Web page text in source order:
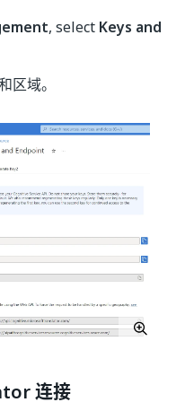
, select Keys and
区域。
连接